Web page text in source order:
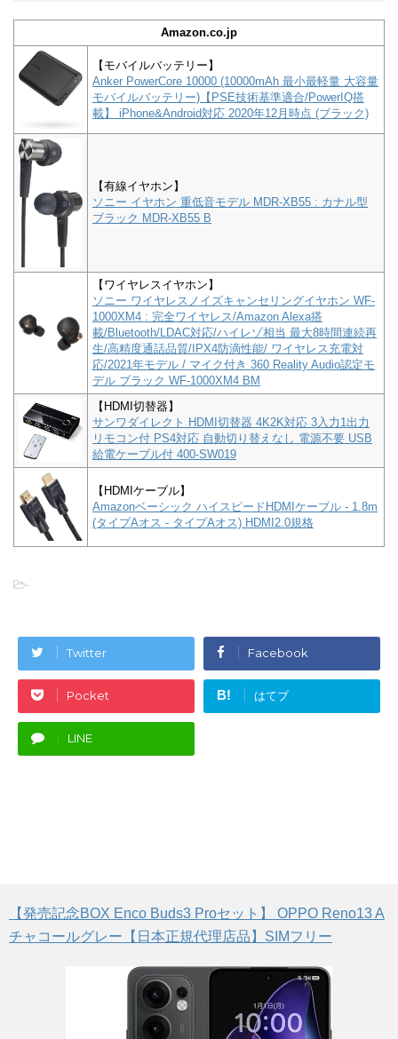
Amazon.co.jp
【モバイルバッテリー】
Anker PowerCore 10000 (10000mAh 最小最軽量 大容量
モバイルバッテリー)【PSE技術基準適合/PowerIQ搭
載】 iPhone&Android対応 2020年12月時点 (ブラック)
【有線イヤホン】
ソニー イヤホン 重低音モデル MDR-XB55 : カナル型
ブラック MDR-XB55 B
【ワイヤレスイヤホン】
ソニー ワイヤレスノイズキャンセリングイヤホン WF-
1000XM4 : 完全ワイヤレス/Amazon Alexa搭
載/Bluetooth/LDAC対応/ハイレゾ相当 最大8時間連続再
生/高精度通話品質/IPX4防滴性能/ ワイヤレス充電対
応/2021年モデル / マイク付き 360 Reality Audio認定モ
デル ブラック WF-1000XM4 BM
【HDMI切替器】
サンワダイレクト HDMI切替器 4K2K対応 3入力1出力
リモコン付 PS4対応 自動切り替えなし 電源不要 USB
給電ケーブル付 400-SW019
【HDMIケーブル】
Amazonベーシック ハイスピードHDMIケーブル - 1.8m
(タイプAオス - タイプAオス) HDMI2.0規格
-
Twitter Facebook
Pocket B! はてブ
LINE
【発売記念BOX Enco Buds3 Proセット】 OPPO Reno13 A
チャコールグレー【日本正規代理店品】SIMフリー